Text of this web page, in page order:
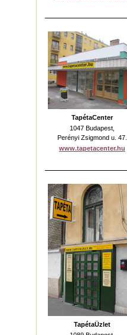
TapétaCenter
1047 Budapest,
Perényi Zsigmond u. 47.
www.tapetacenter.hu
TapétaÜzlet